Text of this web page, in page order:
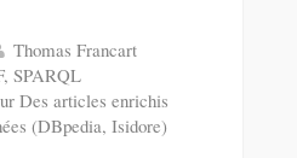
Thomas Francart
, SPARQL
Des articles enrichis
(DBpedia, Isidore)